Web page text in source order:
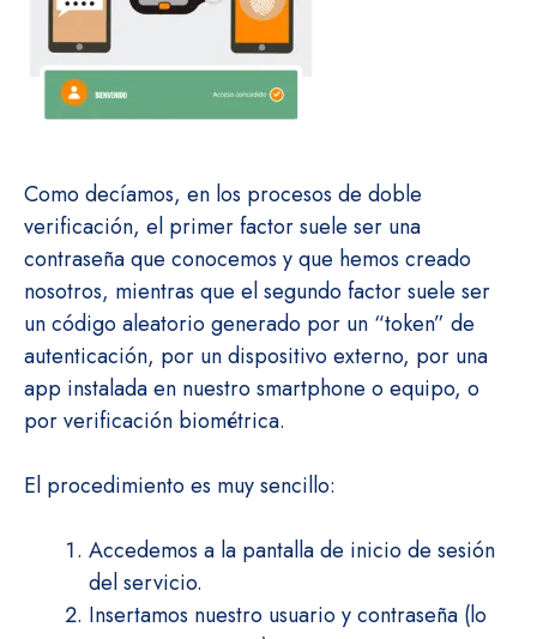
Como decíamos, en los procesos de doble
verificación, el primer factor suele ser una
contraseña que conocemos y que hemos creado
nosotros, mientras que el segundo factor suele ser
un código aleatorio generado por un “token” de
autenticación, por un dispositivo externo, por una
app instalada en nuestro smartphone o equipo, o
por verificación biométrica.
El procedimiento es muy sencillo:
Accedemos a la pantalla de inicio de sesión
del servicio.
Insertamos nuestro usuario y contraseña (lo